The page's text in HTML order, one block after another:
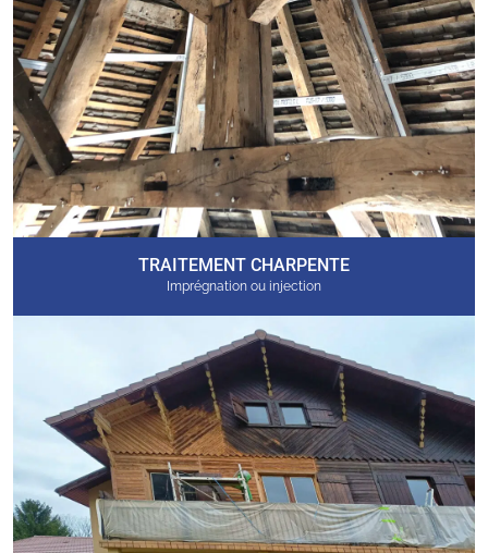
TRAITEMENT CHARPENTE
Imprégnation ou injection